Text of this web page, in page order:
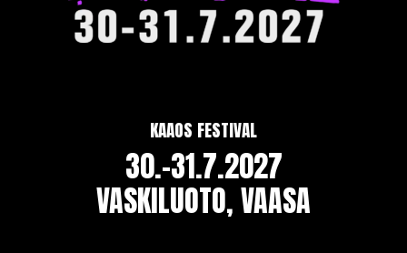
KAAOS FESTIVAL
30.-31.7.2027
VASKILUOTO, VAASA